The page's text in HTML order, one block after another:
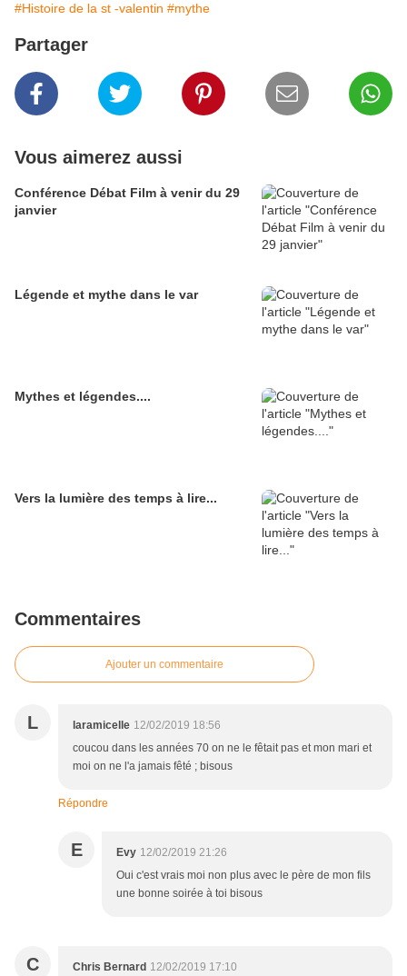
#Histoire de la st -valentin #mythe
Partager
Vous aimerez aussi
Conférence Débat Film à venir du 29
janvier
Légende et mythe dans le var
Mythes et légendes....
Vers la lumière des temps à lire...
Commentaires
Ajouter un commentaire
L laramicelle 12/02/2019 18:56
coucou dans les années 70 on ne le fêtait pas et mon mari et
moi on ne l'a jamais fêté ; bisous
Répondre
E Evy 12/02/2019 21:26
Oui c'est vrais moi non plus avec le père de mon fils
une bonne soirée à toi bisous
C Chris Bernard 12/02/2019 17:10